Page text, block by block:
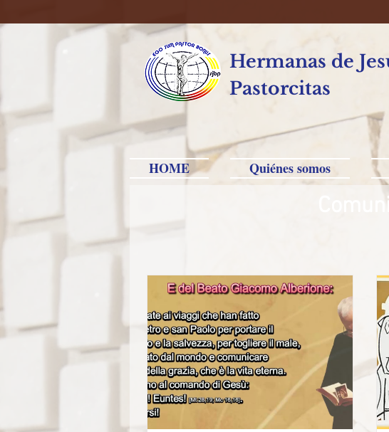
Hermanas de
Pastorcitas
HOME Quiénes somos